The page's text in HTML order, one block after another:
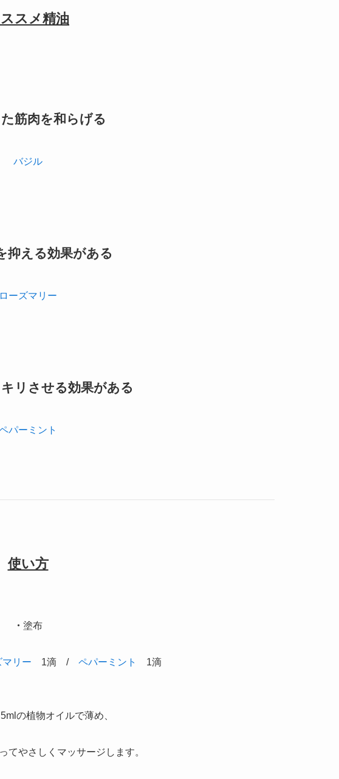
スメ精油
筋肉を和らげる
バジル
抑える効果がある
ーズマリー
リさせる効果がある
パーミント
使い方
・ 塗布
リー 1滴 / ペパーミント 1滴
の植物オイルで薄め、
てやさしくマッサージします。